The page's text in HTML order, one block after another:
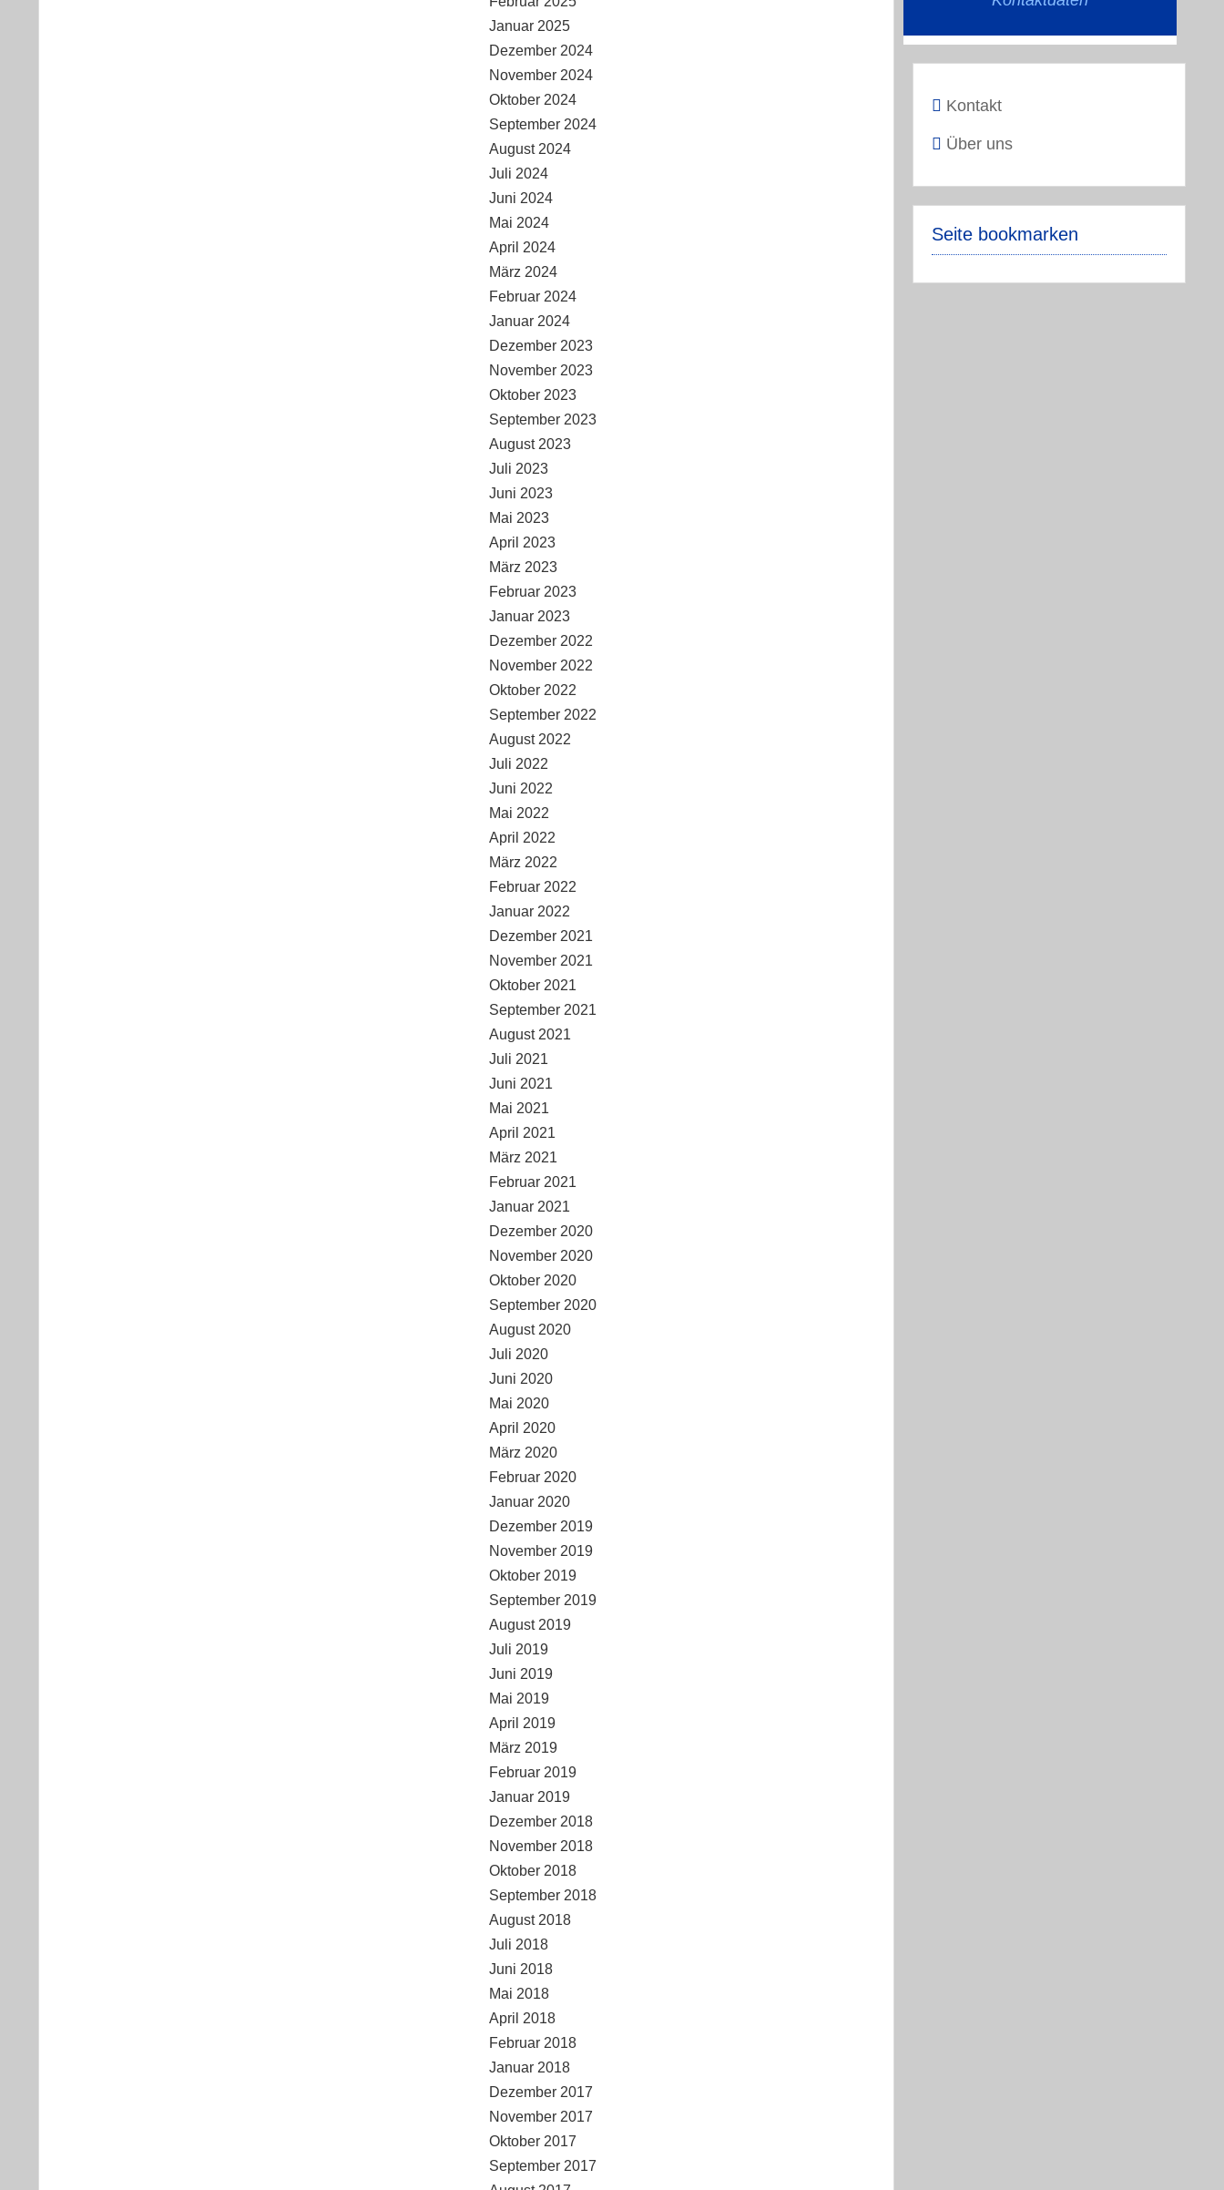
Kontakt
Über uns
Seite bookmarken
Januar 2025
Dezember 2024
November 2024
Oktober 2024
September 2024
August 2024
Juli 2024
Juni 2024
Mai 2024
April 2024
März 2024
Februar 2024
Januar 2024
Dezember 2023
November 2023
Oktober 2023
September 2023
August 2023
Juli 2023
Juni 2023
Mai 2023
April 2023
März 2023
Februar 2023
Januar 2023
Dezember 2022
November 2022
Oktober 2022
September 2022
August 2022
Juli 2022
Juni 2022
Mai 2022
April 2022
März 2022
Februar 2022
Januar 2022
Dezember 2021
November 2021
Oktober 2021
September 2021
August 2021
Juli 2021
Juni 2021
Mai 2021
April 2021
März 2021
Februar 2021
Januar 2021
Dezember 2020
November 2020
Oktober 2020
September 2020
August 2020
Juli 2020
Juni 2020
Mai 2020
April 2020
März 2020
Februar 2020
Januar 2020
Dezember 2019
November 2019
Oktober 2019
September 2019
August 2019
Juli 2019
Juni 2019
Mai 2019
April 2019
März 2019
Februar 2019
Januar 2019
Dezember 2018
November 2018
Oktober 2018
September 2018
August 2018
Juli 2018
Juni 2018
Mai 2018
April 2018
Februar 2018
Januar 2018
Dezember 2017
November 2017
Oktober 2017
September 2017